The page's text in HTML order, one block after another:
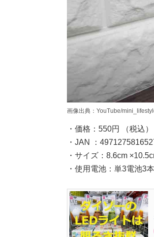
画像出典：YouTube/
・価格：550円 （税込）
・JAN ：
・サイズ：8.6cm
・使用電池：単3電池3本